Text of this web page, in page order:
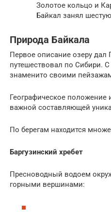
Золотое кольцо и
Байкал занял
Природа Байкала
Первое описание озеру дал
путешествовал по Сибири. С
знаменито своими
Географическое положение
важной составляющей
По берегам находится
Баргузинский хребет
Пресноводный водоем
горными вершинами: